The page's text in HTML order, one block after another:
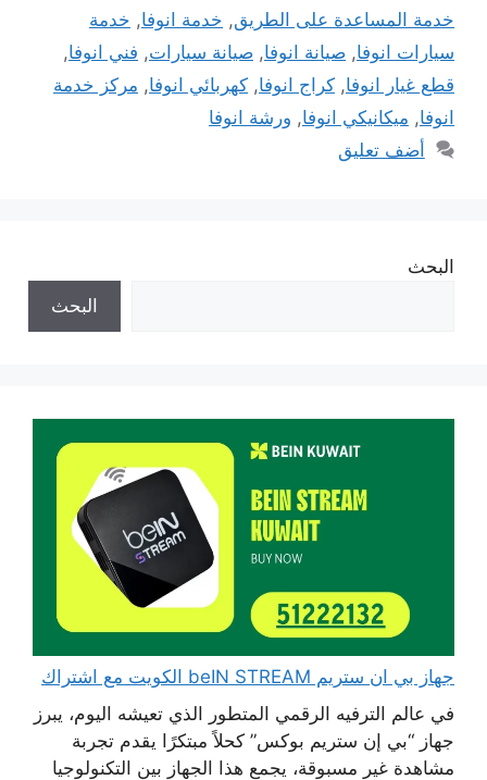
خدمة المساعدة على الطريق, خدمة انوفا, خدمة
سيارات انوفا, صيانة انوفا, صيانة سيارات, فني انوفا,
قطع غيار انوفا, كراج انوفا, كهربائي انوفا, مركز خدمة
انوفا, ميكانيكي انوفا, ورشة انوفا
أضف تعليق
البحث
البحث
جهاز بي ان ستريم beIN STREAM الكويت مع اشتراك
في عالم الترفيه الرقمي المتطور الذي تعيشه اليوم، يبرز
جهاز “بي إن ستريم بوكس” كحلاً مبتكرًا يقدم تجربة
مشاهدة غير مسبوقة، يجمع هذا الجهاز بين التكنولوجيا